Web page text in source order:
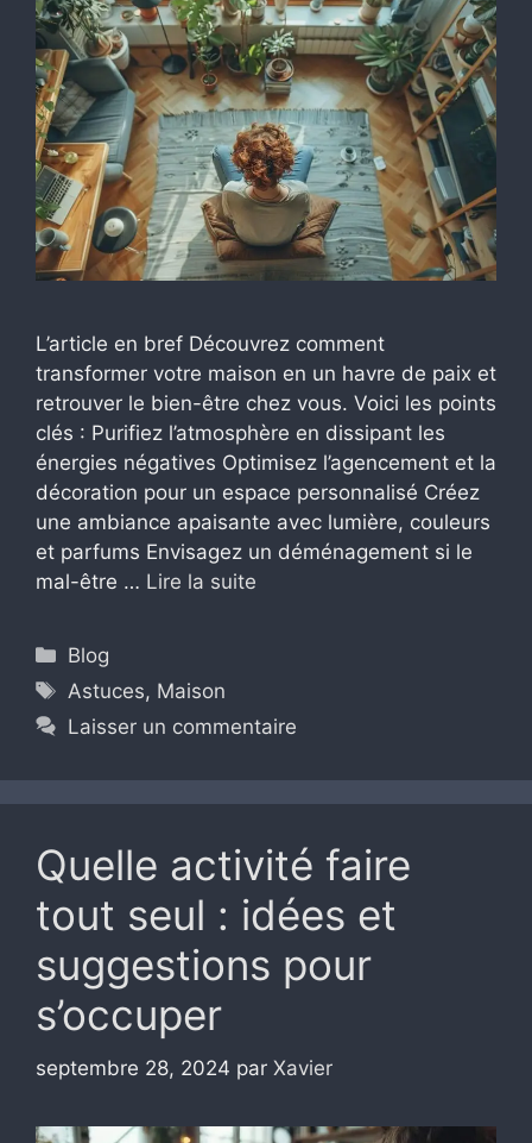
L’article en bref Découvrez comment
transformer votre maison en un havre de paix et
retrouver le bien-être chez vous. Voici les points
clés : Purifiez l’atmosphère en dissipant les
énergies négatives Optimisez l’agencement et la
décoration pour un espace personnalisé Créez
une ambiance apaisante avec lumière, couleurs
et parfums Envisagez un déménagement si le
mal-être … Lire la suite
Catégories
Blog
Étiquettes
Astuces, Maison
Laisser un commentaire
Quelle activité faire
tout seul : idées et
suggestions pour
s’occuper
septembre 28, 2024 par Xavier